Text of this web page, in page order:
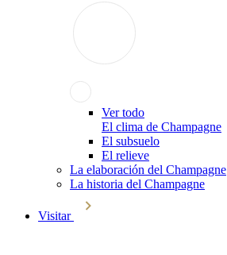
Ver todo
El clima de Champagne
El subsuelo
El relieve
La elaboración del Champagne
La historia del Champagne
Visitar